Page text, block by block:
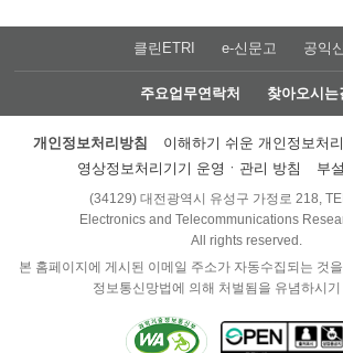
클린ETRI e-신문고 공익
주요업무연락처 찾아오시는
개인정보처리방침 이해하기 쉬운 개인정보처
영상정보처리기기 운영ㆍ관리 방침
부
(34129) 대전광역시 유성구 가정로 218,
Electronics and Telecommunications
All rights reserved.
본 홈페이지에 게시된 이메일 주소가 자동수집되는 것
정보통신망법에 의해 처벌됨을 유념하시